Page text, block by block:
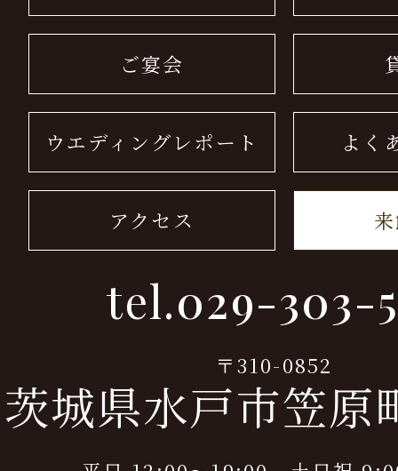
ご宴会
ウエディングレポート よく
アクセス
tel.029-303-
〒310-0852
茨城県水戸市笠原